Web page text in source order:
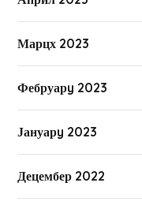
Марцх 2023
Фебруарy 2023
Јануарy 2023
Децембер 2022